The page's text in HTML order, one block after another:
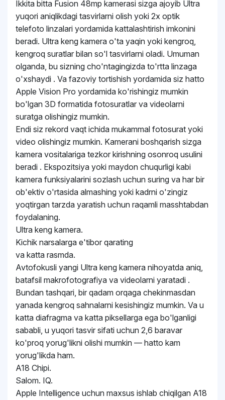
Ikkita bitta Fusion 48mp kamerasi sizga ajoyib Ultra
yuqori aniqlikdagi tasvirlarni olish yoki 2x optik
telefoto linzalari yordamida kattalashtirish imkonini
beradi. Ultra keng kamera o'ta yaqin yoki kengroq,
kengroq suratlar bilan so'l tasvirlarni oladi. Umuman
olganda, bu sizning cho'ntagingizda to'rtta linzaga
o'xshaydi . Va fazoviy tortishish yordamida siz hatto
Apple Vision Pro yordamida ko'rishingiz mumkin
bo'lgan 3D formatida fotosuratlar va videolarni
suratga olishingiz mumkin.
Endi siz rekord vaqt ichida mukammal fotosurat yoki
video olishingiz mumkin. Kamerani boshqarish sizga
kamera vositalariga tezkor kirishning osonroq usulini
beradi . Ekspozitsiya yoki maydon chuqurligi kabi
kamera funksiyalarini sozlash uchun suring va har bir
ob'ektiv o'rtasida almashing yoki kadrni o'zingiz
yoqtirgan tarzda yaratish uchun raqamli masshtabdan
foydalaning.
Ultra keng kamera.
Kichik narsalarga e'tibor qarating
va katta rasmda.
Avtofokusli yangi Ultra keng kamera nihoyatda aniq,
batafsil makrofotografiya va videolarni yaratadi .
Bundan tashqari, bir qadam orqaga chekinmasdan
yanada kengroq sahnalarni kesishingiz mumkin. Va u
katta diafragma va katta piksellarga ega bo'lganligi
sababli, u yuqori tasvir sifati uchun 2,6 baravar
ko'proq yorug'likni olishi mumkin — hatto kam
yorug'likda ham.
A18 Chipi.
Salom. IQ.
Apple Intelligence uchun maxsus ishlab chiqilgan A18